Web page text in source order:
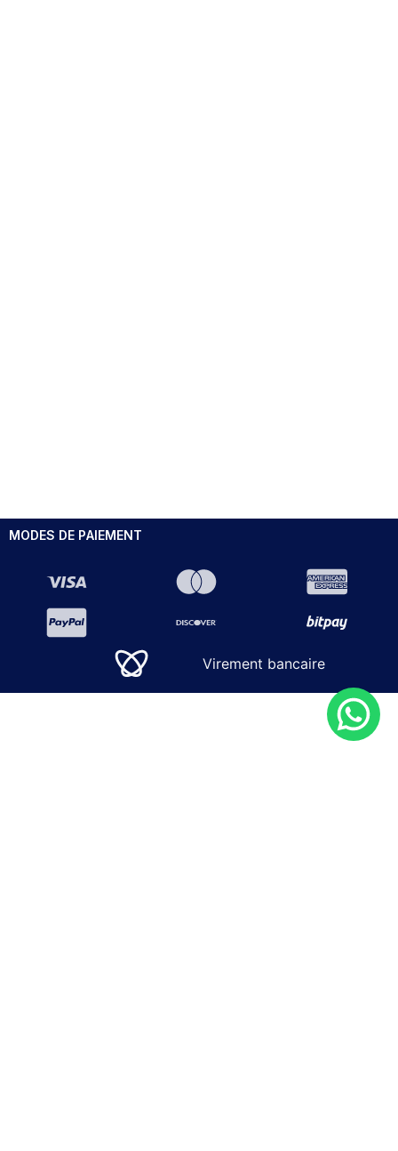
MODES DE PAIEMENT
Virement bancaire